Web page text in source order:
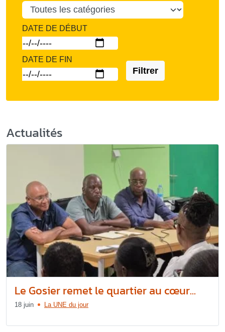
DATE DE DÉBUT
DATE DE FIN
Filtrer
Actualités
Le Gosier remet le quartier au cœur...
18 juin La UNE du jour